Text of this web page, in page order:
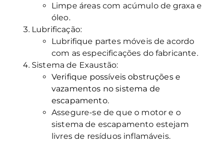
Limpe áreas com acúmulo de graxa e
óleo.
Lubrificação:
Lubrifique partes móveis de acordo
com as especificações do fabricante.
Sistema de Exaustão:
Verifique possíveis obstruções e
vazamentos no sistema de
escapamento.
Assegure-se de que o motor e o
sistema de escapamento estejam
livres de resíduos inflamáveis.